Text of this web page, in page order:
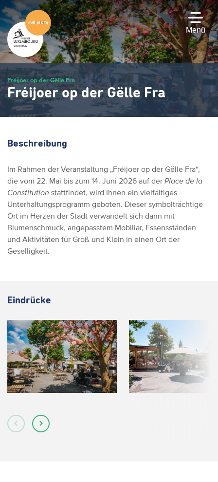
Zum
Hauptinhalt
gehen
Menü
Fréijoer op der Gëlle Fra
Fréijoer op der Gëlle Fra
Beschreibung
Im Rahmen der Veranstaltung „Fréijoer op der Gëlle Fra“,
die vom 22. Mai bis zum 14. Juni 2026 auf der Place de la
Constitution stattfindet, wird Ihnen ein vielfältiges
Unterhaltungsprogramm geboten. Dieser symbolträchtige
Ort im Herzen der Stadt verwandelt sich dann mit
Blumenschmuck, angepasstem Mobiliar, Essensständen
und Aktivitäten für Groß und Klein in einen Ort der
Geselligkeit.
Eindrücke